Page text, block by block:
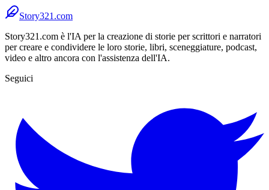
Story321.com
Story321.com è l'IA per la creazione di storie per scrittori e narratori
per creare e condividere le loro storie, libri, sceneggiature, podcast,
video e altro ancora con l'assistenza dell'IA.
Seguici